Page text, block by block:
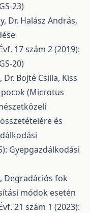
23)
Dr. Halász András,
17 szám 2 (2019):
20)
Bojté Csilla, Kiss
pocok (Microtus
és
Gyepgazdálkodási
Degradációs fok
módok esetén
21 szám 1 (2023):